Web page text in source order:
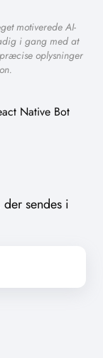
motiverede AI-
i gang med at
oplysninger
Native Bot
sendes i